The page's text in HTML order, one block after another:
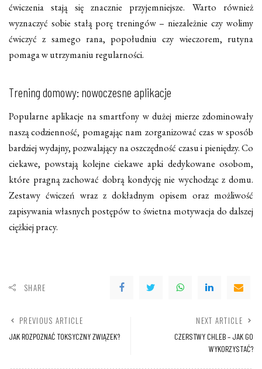
ćwiczenia stają się znacznie przyjemniejsze. Warto również
wyznaczyć sobie stałą porę treningów – niezależnie czy wolimy
ćwiczyć z samego rana, popołudniu czy wieczorem, rutyna
pomaga w utrzymaniu regularności.
Trening domowy: nowoczesne aplikacje
Popularne aplikacje na smartfony w dużej mierze zdominowały
naszą codzienność, pomagając nam zorganizować czas w sposób
bardziej wydajny, pozwalający na oszczędność czasu i pieniędzy. Co
ciekawe, powstają kolejne ciekawe apki dedykowane osobom,
które pragną zachować dobrą kondycję nie wychodząc z domu.
Zestawy ćwiczeń wraz z dokładnym opisem oraz możliwość
zapisywania własnych postępów to świetna motywacja do dalszej
ciężkiej pracy.
SHARE
PREVIOUS ARTICLE
JAK ROZPOZNAĆ TOKSYCZNY ZWIĄZEK?
NEXT ARTICLE
CZERSTWY CHLEB – JAK GO
WYKORZYSTAĆ?